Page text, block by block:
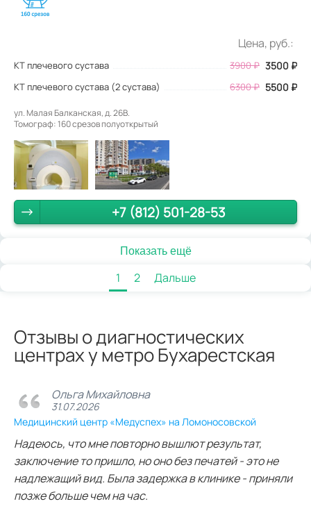
Цена, руб.:
КТ плечевого сустава 3900₽ 3500 ₽
КТ плечевого сустава (2 сустава) 6300 ₽ 5500 ₽
ул. Малая Балканская, д. 26В.
Томограф: 160 срезов полуоткрытый
+7 (812) 501-28-53
Показать ещё
1 2 Дальше
Отзывы о диагностических
центрах у метро Бухарестская
Ольга Михайловна
31.07.2026
Медицинский центр «Медуспех» на Ломоносовской
Надеюсь, что мне повторно вышлют результат,
заключение то пришло, но оно без печатей - это не
надлежащий вид. Была задержка в клинике - приняли
позже больше чем на час.